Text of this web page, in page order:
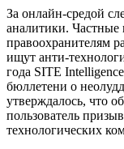
За онлайн-средой
аналитики.
правоохранителям
ищут анти-
года SITE
бюллетени о
утверждалось, что
пользователь
технологических